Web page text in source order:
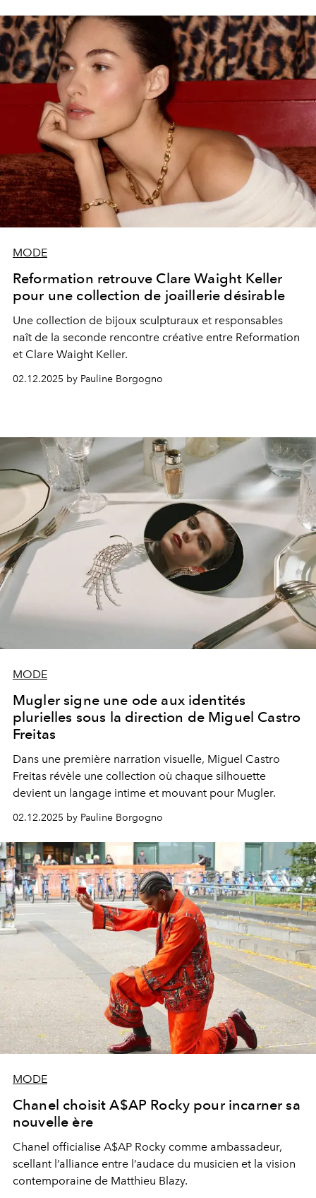
MODE
Reformation retrouve Clare Waight Keller
pour une collection de joaillerie désirable
Une collection de bijoux sculpturaux et responsables
naît de la seconde rencontre créative entre Reformation
et Clare Waight Keller.
02.12.2025 by Pauline Borgogno
MODE
Mugler signe une ode aux identités
plurielles sous la direction de Miguel Castro
Freitas
Dans une première narration visuelle, Miguel Castro
Freitas révèle une collection où chaque silhouette
devient un langage intime et mouvant pour Mugler.
02.12.2025 by Pauline Borgogno
MODE
Chanel choisit A$AP Rocky pour incarner sa
nouvelle ère
Chanel officialise A$AP Rocky comme ambassadeur,
scellant l’alliance entre l’audace du musicien et la vision
contemporaine de Matthieu Blazy.